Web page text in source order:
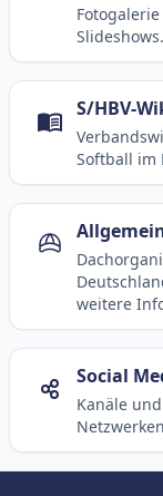
Slideshows.
S/HBV-
Softball im
weitere
Social
Kanäle